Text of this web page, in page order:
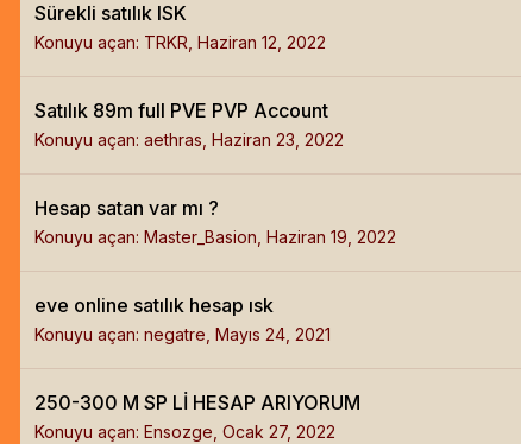
Sürekli satılık ISK
Konuyu açan: TRKR Haziran 12, 2022
Satılık 89m full PVE PVP Account
Konuyu açan: aethras Haziran 23, 2022
Hesap satan var mı ?
Konuyu açan: Master_Basion Haziran 19, 2022
eve online satılık hesap ısk
Konuyu açan: negatre Mayıs 24, 2021
250-300 M SP Lİ HESAP ARIYORUM
Konuyu açan: Ensozge Ocak 27, 2022